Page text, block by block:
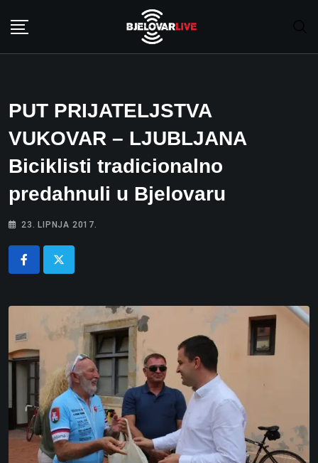
PUT PRIJATELJSTVA
VUKOVAR – LJUBLJANA
Biciklisti tradicionalno
predahnuli u Bjelovaru
23. LIPNJA 2017.